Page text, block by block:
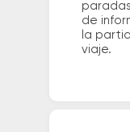
de
la
viaje.